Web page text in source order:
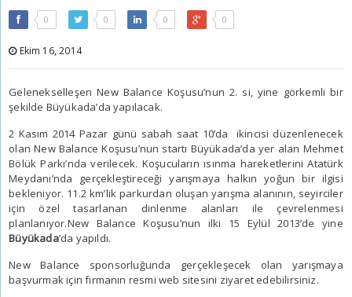
0 0 0 0
Ekim 16, 2014
Gelenekselleşen New Balance Koşusu’nun 2. si, yine görkemli bir
şekilde Büyükada’da yapılacak.
2 Kasım 2014 Pazar günü sabah saat 10’da ikincisi düzenlenecek
olan New Balance Koşusu’nun startı Büyükada’da yer alan Mehmet
Bölük Parkı’nda verilecek. Koşucuların ısınma hareketlerini Atatürk
Meydanı’nda gerçekleştireceği yarışmaya halkın yoğun bir ilgisi
bekleniyor. 11.2 km’lik parkurdan oluşan yarışma alanının, seyirciler
için özel tasarlanan dinlenme alanları ile çevrelenmesi
planlanıyor.New Balance Koşusu’nun ilki 15 Eylül 2013’de yine
Büyükada’da yapıldı.
New Balance sponsorluğunda gerçekleşecek olan yarışmaya
başvurmak için firmanın resmi web sitesini ziyaret edebilirsiniz.